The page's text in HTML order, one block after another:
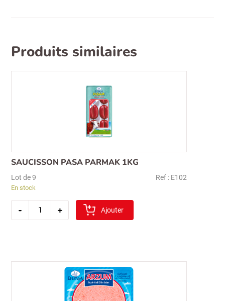
Produits similaires
SAUCISSON PASA PARMAK 1KG
Lot de 9 Ref : E102
En stock
-
quantité
+ Ajouter